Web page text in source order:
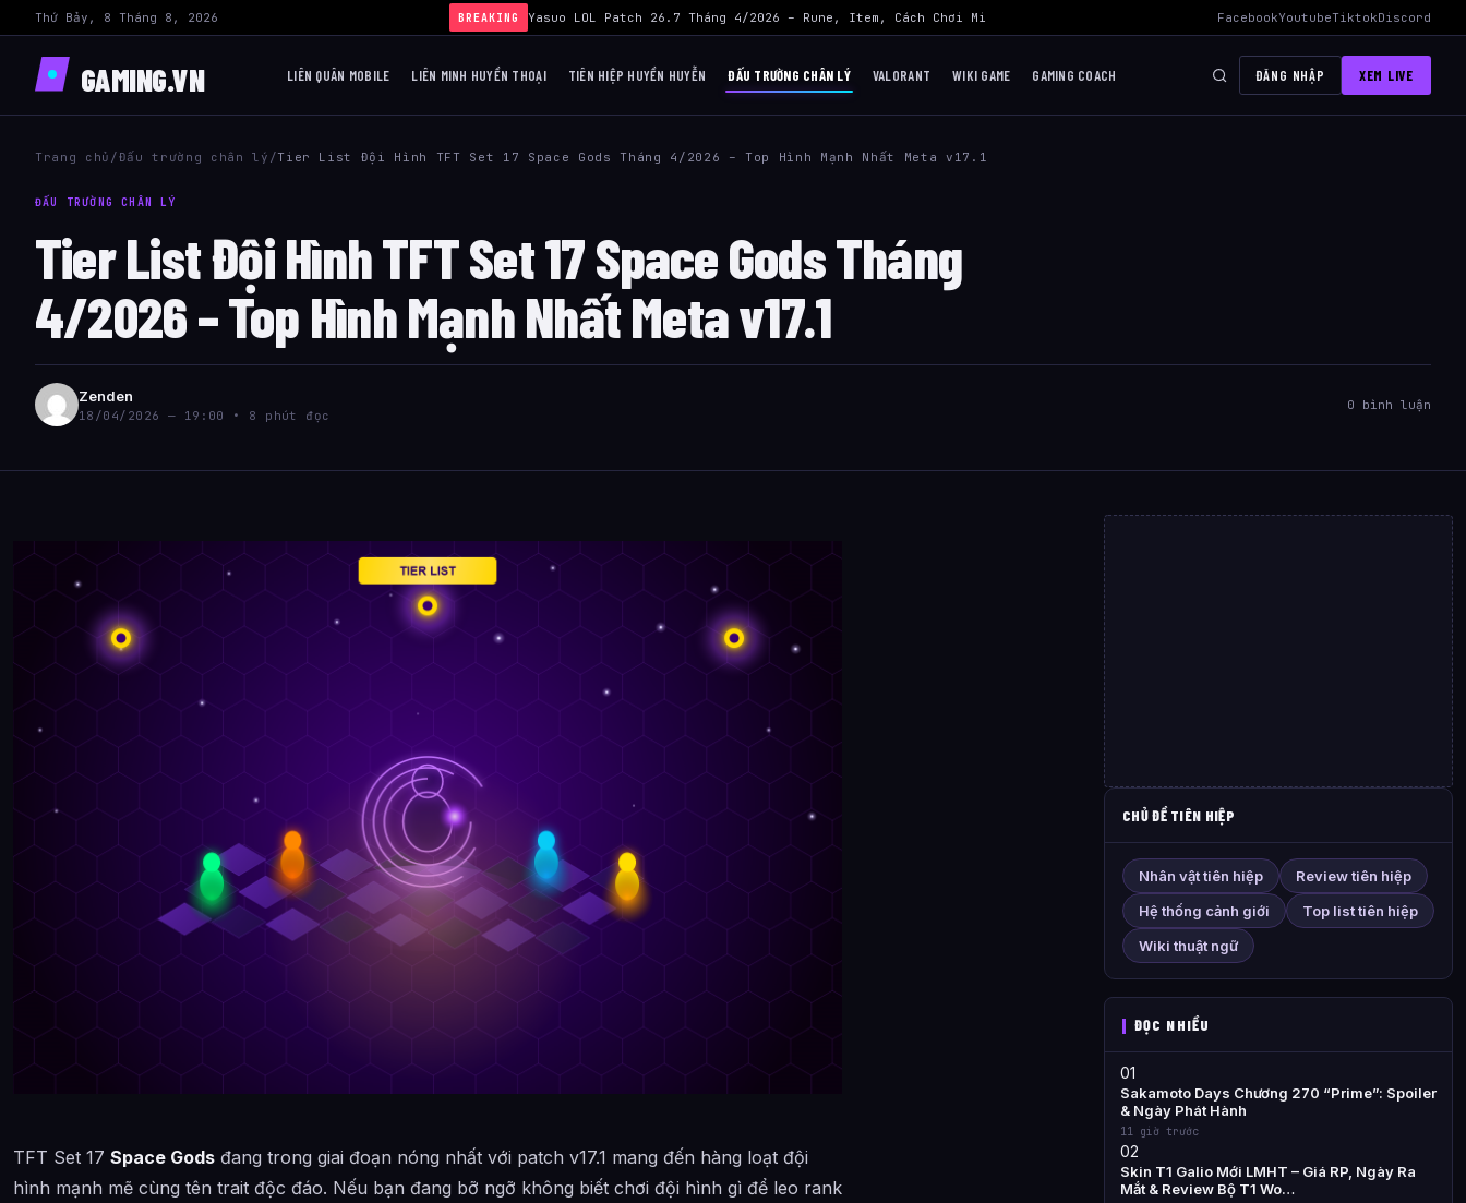
Thứ Bảy, 8 Tháng 8, 2026 BREAKING
› Build Yasuo LOL Patch 26.7 Tháng 4/2026 – Rune, Item, Cách Chơi Mid Hiệu Quả Nhất AWC 2026 Liên Quân Mobile – Lịch Thi Đấu, Đội
FacebookYoutubeTiktokDiscord
GAMING.VN LIÊN QUÂN MOBILE LIÊN MINH HUYỀN THOẠI TIÊN HIỆP HUYỀN HUYỄN ĐẤU TRƯỜNG CHÂN LÝ VALORANT WIKI GAME GAMING COACH ĐĂNG NHẬP XEM LIVE
Trang chủ /Đấu trường chân lý /Tier List Đội Hình TFT Set 17 Space Gods Tháng 4/2026 – Top Hình Mạnh Nhất Meta v17.1
ĐẤU TRƯỜNG CHÂN LÝ
Tier List Đội Hình TFT Set 17 Space Gods Tháng
4/2026 – Top Hình Mạnh Nhất Meta v17.1
Zenden
18/04/2026 — 19:00 • 8 phút đọc
0 bình luận
TFT Set 17 Space Gods đang trong giai đoạn nóng nhất với patch v17.1 mang đến hàng loạt đội
hình mạnh mẽ cùng tên trait độc đáo. Nếu bạn đang bỡ ngỡ không biết chơi đội hình gì để leo rank
CHỦ ĐỀ TIÊN HIỆP
Nhân vật tiên hiệp
Review tiên hiệp
Hệ thống cảnh giới
Top list tiên hiệp
Wiki thuật ngữ
ĐỌC NHIỀU
01
Sakamoto Days Chương 270 “Prime”: Spoiler
& Ngày Phát Hành
11 giờ trước
02
Skin T1 Galio Mới LMHT – Giá RP, Ngày Ra
Mắt & Review Bộ T1 Wo…